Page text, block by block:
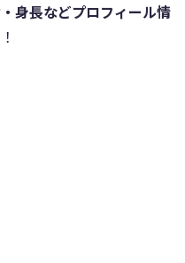
身長などプロフィール情